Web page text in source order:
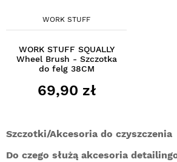
WORK STUFF
WORK STUFF SQUALLY
Wheel Brush - Szczotka
do felg 38CM
69,90 zł
Szczotki/Akcesoria do czyszczenia
Do czego służą akcesoria